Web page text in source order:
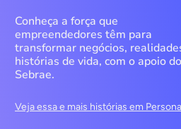
Conheça a força que
empreendedores têm para
transformar negócios,
histórias de vida, com o apoio do
Sebrae.
Veja essa e mais histórias em